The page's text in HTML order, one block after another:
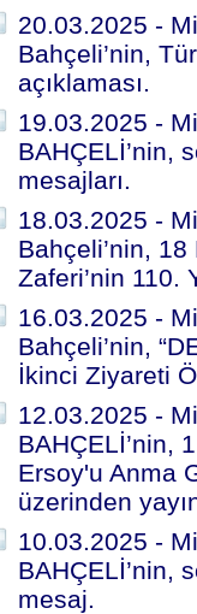
20.03.2025 -
Bahçeli’nin,
açıklaması.
19.03.2025 -
BAHÇELİ’nin,
mesajları.
18.03.2025 -
Bahçeli’nin,
Zaferi’nin 110.
16.03.2025 -
Bahçeli’nin,
İkinci Ziyareti
12.03.2025 -
BAHÇELİ’nin,
Ersoy'u Anma
üzerinden
10.03.2025 -
BAHÇELİ’nin,
mesaj.